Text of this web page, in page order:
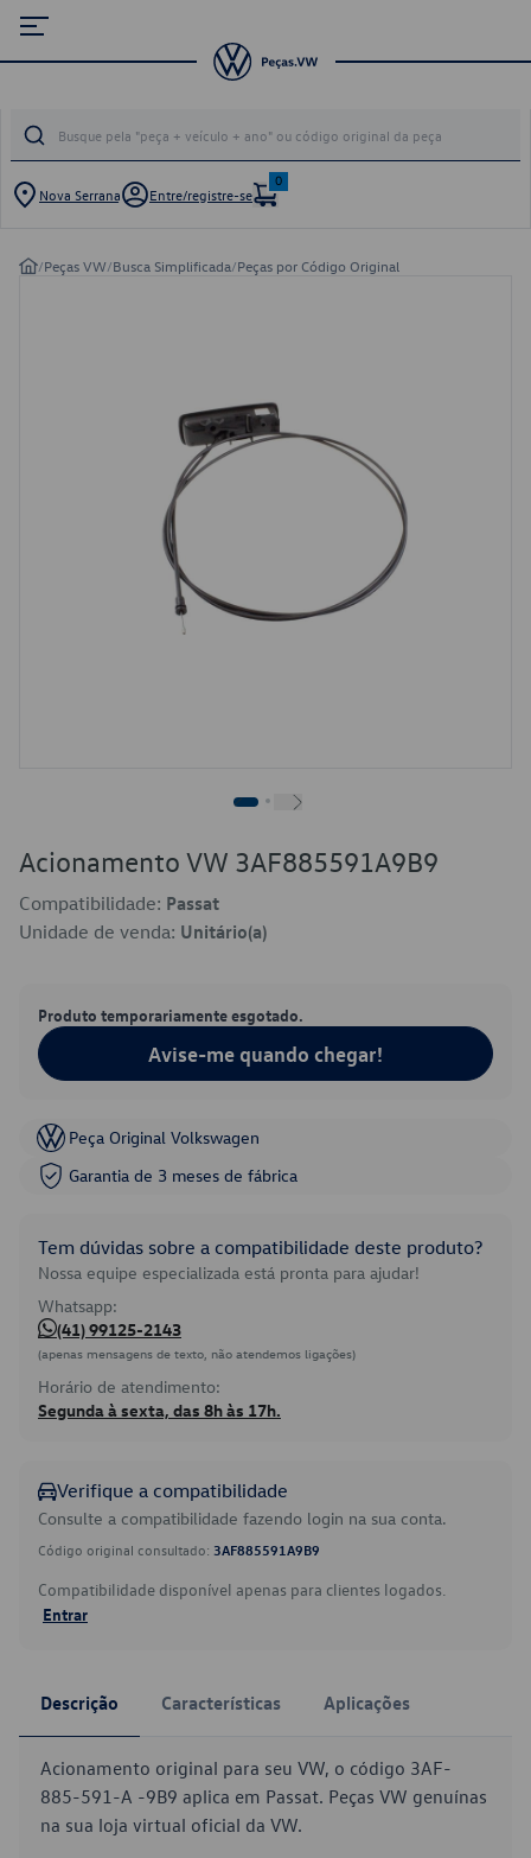
Nova Serrana Entre/registre-se
0
/Peças VW/Busca Simplificada/Peças por Código Original
Acionamento VW 3AF885591A9B9
Compatibilidade: Passat
Unidade de venda: Unitário(a)
Produto temporariamente esgotado.
Avise-me quando chegar!
Peça Original Volkswagen
Garantia de 3 meses de fábrica
Tem dúvidas sobre a compatibilidade deste produto?
Nossa equipe especializada está pronta para ajudar!
Whatsapp:
(41) 99125-2143
(apenas mensagens de texto, não atendemos ligações)
Horário de atendimento:
Segunda à sexta, das 8h às 17h.
Verifique a compatibilidade
Consulte a compatibilidade fazendo login na sua conta.
Código original consultado: 3AF885591A9B9
Compatibilidade disponível apenas para clientes logados.
Entrar
Descrição Características Aplicações
Acionamento original para seu VW, o código 3AF-
885-591-A -9B9 aplica em Passat. Peças VW genuínas
na sua loja virtual oficial da VW.